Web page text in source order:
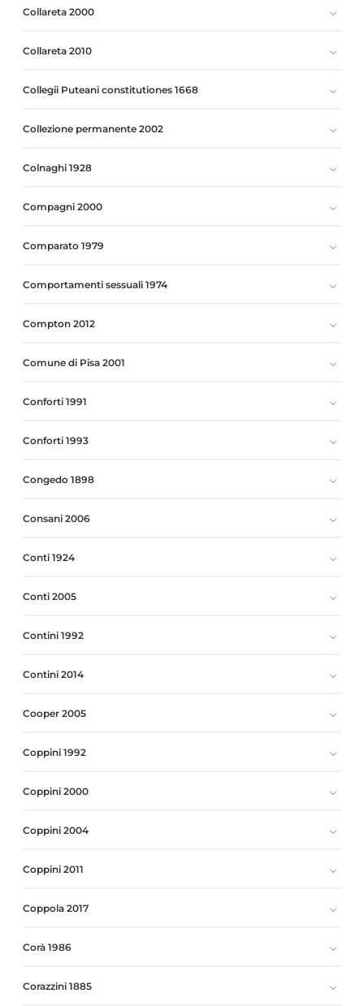
Collareta 2000
Collareta 2010
Collegii Puteani constitutiones 1668
Collezione permanente 2002
Colnaghi 1928
Compagni 2000
Comparato 1979
Comportamenti sessuali 1974
Compton 2012
Comune di Pisa 2001
Conforti 1991
Conforti 1993
Congedo 1898
Consani 2006
Conti 1924
Conti 2005
Contini 1992
Contini 2014
Cooper 2005
Coppini 1992
Coppini 2000
Coppini 2004
Coppini 2011
Coppola 2017
Corà 1986
Corazzini 1885